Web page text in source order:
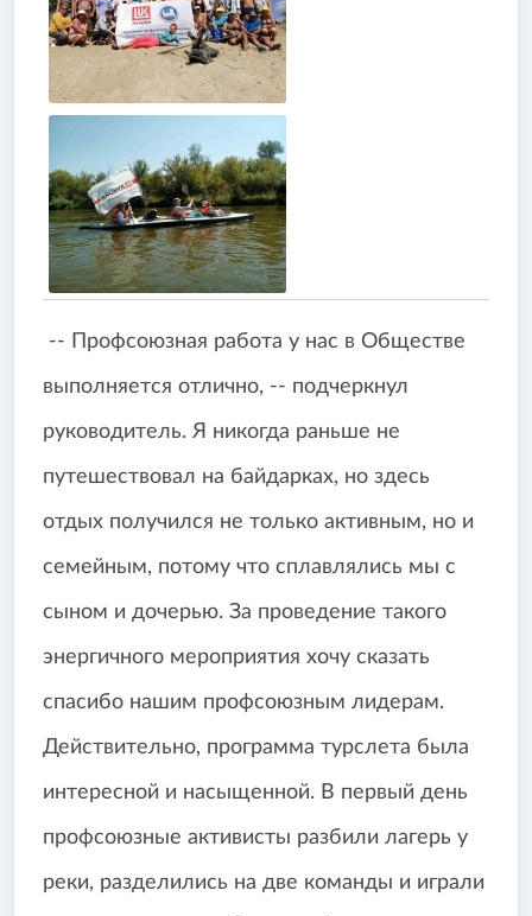
-- Профсоюзная работа у нас в Обществе
выполняется отлично, -- подчеркнул
руководитель. Я никогда раньше не
путешествовал на байдарках, но здесь
отдых получился не только активным, но и
семейным, потому что сплавлялись мы с
сыном и дочерью. За проведение такого
энергичного мероприятия хочу сказать
спасибо нашим профсоюзным лидерам.
Действительно, программа турслета была
интересной и насыщенной. В первый день
профсоюзные активисты разбили лагерь у
реки, разделились на две команды и играли